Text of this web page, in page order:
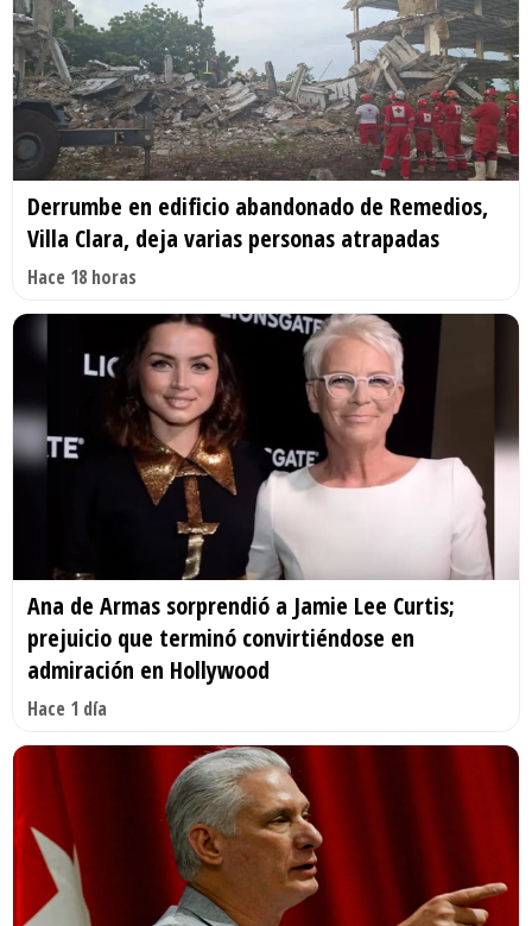
Derrumbe en edificio abandonado de Remedios,
Villa Clara, deja varias personas atrapadas
Hace 18 horas
Ana de Armas sorprendió a Jamie Lee Curtis;
prejuicio que terminó convirtiéndose en
admiración en Hollywood
Hace 1 día